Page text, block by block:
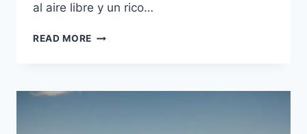
al aire libre y un rico…
READ MORE MAO,
CULTURA